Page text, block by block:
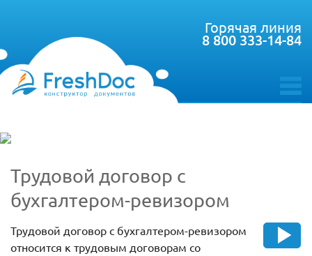
toggle
Горячая линия
8 800 333-14-84
Трудовой договор с
бухгалтером-ревизором
Трудовой договор с бухгалтером-ревизором
относится к трудовым договорам со